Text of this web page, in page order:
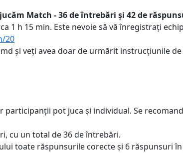
Match - 36 de întrebări și 42 de
1 h 15 min. Este nevoie să vă înregistrați
20
și veți avea doar de urmărit instrucțiunile de
participanții pot juca și individual. Se
cu un total de 36 de întrebări.
toate răspunsurile corecte și 6 răspunsuri